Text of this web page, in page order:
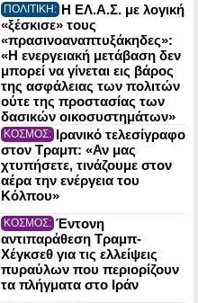
ΠΟΛΙΤΙΚΗ: Η ΕΛ.Α.Σ. με λογική
«ξέσκισε» τους
«πρασινοαναπτυξάκηδες»:
«Η ενεργειακή μετάβαση δεν
μπορεί να γίνεται εις βάρος
της ασφάλειας των πολιτών
ούτε της προστασίας των
δασικών οικοσυστημάτων»
ΚΟΣΜΟΣ: Ιρανικό τελεσίγραφο
στον Τραμπ: «Αν μας
χτυπήσετε, τινάζουμε στον
αέρα την ενέργεια του
Κόλπου»
ΚΟΣΜΟΣ: Έντονη
αντιπαράθεση Τραμπ-
Χέγκσεθ για τις ελλείψεις
πυραύλων που περιορίζουν
τα πλήγματα στο Ιράν